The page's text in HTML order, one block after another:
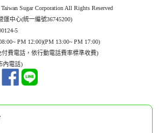
Sugar Corporation All Rights Reserved
中心(統一編號36745200)
5
PM 12:00)(PM 13:00~ PM 17:00)
付費電話，依行動電話費率標準收費)
內電話)